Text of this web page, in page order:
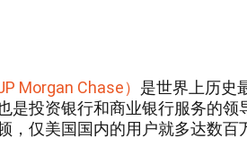
Morgan Chase） 是世界上历史
是投资银行和商业银行服务的领
，仅美国国内的用户就多达数百